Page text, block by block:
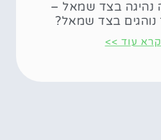
נהיגה בצד שמאל –
נוהגים בצד שמאל?
קרא עוד >>